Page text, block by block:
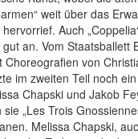
weit über das
Auch
an. Vom Staatsballett
von
im zweiten Teil noch
Chapski und Jakob
„Les Trois
Melissa Chapski,